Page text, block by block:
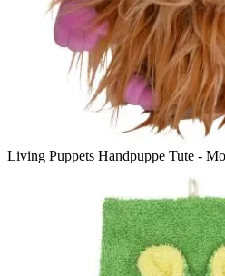
Living Puppets Handpuppe Tute -